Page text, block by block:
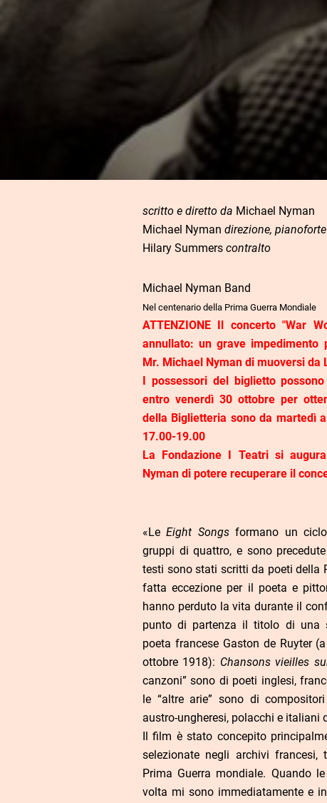
scritto e diretto da Michael Nyman
Michael Nyman direzione, pianoforte
Hilary Summers contralto
Michael Nyman Band
Nel centenario della Prima Guerra Mondiale
ATTENZIONE Il concerto "War
annullato: un grave impedimento
Mr. Michael Nyman di muoversi da
I possessori del biglietto
entro venerdì 30 ottobre per
della Biglietteria sono da martedì
17.00-19.00
La Fondazione I Teatri si
Nyman di potere recuperare il
«LeEight Songsformano un
gruppi di quattro, e sono
testi sono stati scritti da poeti della
fatta eccezione per il poeta e
hanno perduto la vita durante il
punto di partenza il titolo di una
poeta francese Gaston de Ruyter
ottobre 1918): Chansons vieilles
canzoni” sono di poeti inglesi,
le “altre arie” sono di
austro-ungheresi, polacchi e italiani
Il film è stato concepito
selezionate negli archivi francesi,
Prima Guerra mondiale. Quando
volta mi sono immediatamente e